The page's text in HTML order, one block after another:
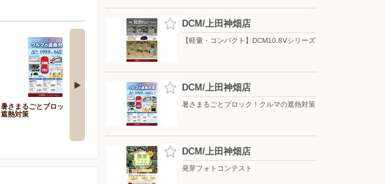
暑さまるごとブロック！クルマの
遮熱対策
YouTube スキスキDIY 配信中!
【DCMアプリ会員さま限定】特別
DCM/上田神畑店
【軽量・コンパクト】DCM10.8Vシリーズ
DCM/上田神畑店
暑さまるごとブロック！クルマの遮熱対策
DCM/上田神畑店
発芽フォトコンテスト